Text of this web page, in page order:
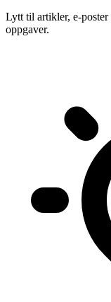
Lytt til artikler, e-
oppgaver.